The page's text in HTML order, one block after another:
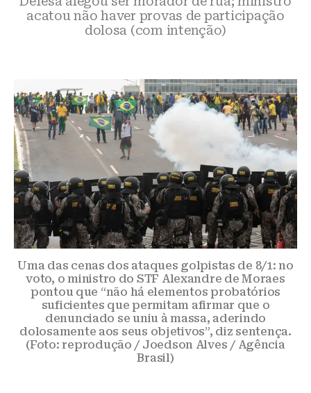
acatou não haver provas de participação
dolosa (com intenção)
Uma das cenas dos ataques golpistas de 8/1: no
voto, o ministro do STF Alexandre de Moraes
pontou que “não há elementos probatórios
suficientes que permitam afirmar que o
denunciado se uniu à massa, aderindo
dolosamente aos seus objetivos”, diz sentença.
(Foto: reprodução / Joedson Alves / Agência
Brasil)